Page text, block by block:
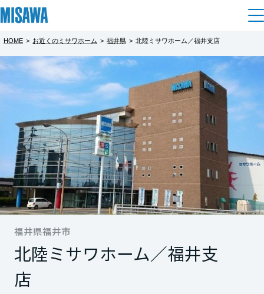
住まい
建てる [注文住宅]
商品ラインアップ
デザイン
テクノロジー（住まいの性能）
建築事例・建築実例
デザイナーズギャラリー
インテリア
住まいづくりガイド
土地活用
個人のお客さま
賃貸住宅
賃貸併用住宅
店舗・各種施設
土地活用モデルルーム見学
土地活用実例
リフォーム
戸建て・マンション
ミサワリフォームとは
リフォームの流れ
リフォームメニュー
リフォーム事例
まちづくり
複合開発・投資開発
複合開発事業（ASMACI-アスマチ-）
再開発・官民連携事業
オーナーサポート
サポートメニュー
住まいるりんぐ（ロングサポート）
企業・IR情報
企業・IR
HOME > お近くのミサワホーム > 福井県 > 北陸ミサワホーム／福井支店
福井県福井市
北陸ミサワホーム／福井支
店
都道府県を選択
北海道
北海道
東北
青森県
岩手県
MISAWA 板垣分譲モデルハウス見学会
完全予約制
「お住まいをお考えの方、お土地をお探しの
方へ」
福井市板垣分譲モデルハウスにて見学会開催
中！
①ファミリークロゼットのある３LDKの間取
り
②ROUGH MIXの落ち着いたナチュラルシック
なインテリア
もっと見る